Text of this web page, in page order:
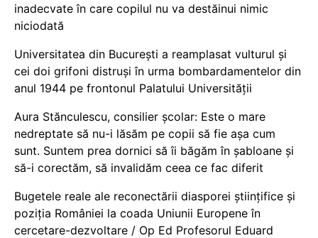
inadecvate în care copilul nu va destăinui nimic
niciodată
Universitatea din București a reamplasat vulturul și
cei doi grifoni distruși în urma bombardamentelor din
anul 1944 pe frontonul Palatului Universității
Aura Stănculescu, consilier școlar: Este o mare
nedreptate să nu-i lăsăm pe copii să fie așa cum
sunt. Suntem prea dornici să îi băgăm în șabloane și
să-i corectăm, să invalidăm ceea ce fac diferit
Bugetele reale ale reconectării diasporei științifice și
poziția României la coada Uniunii Europene în
cercetare-dezvoltare / Op Ed Profesorul Eduard